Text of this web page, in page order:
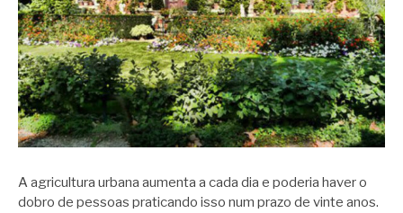
A agricultura urbana aumenta a cada dia e poderia haver o
dobro de pessoas praticando isso num prazo de vinte anos.